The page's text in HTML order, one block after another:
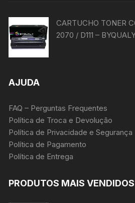
CARTUCHO TONER
2070 / D111 –
AJUDA
FAQ – Perguntas Frequentes
Política de Troca e Devolução
Política de Privacidade e Segurança
Política de Pagamento
Política de Entrega
PRODUTOS MAIS VENDIDOS